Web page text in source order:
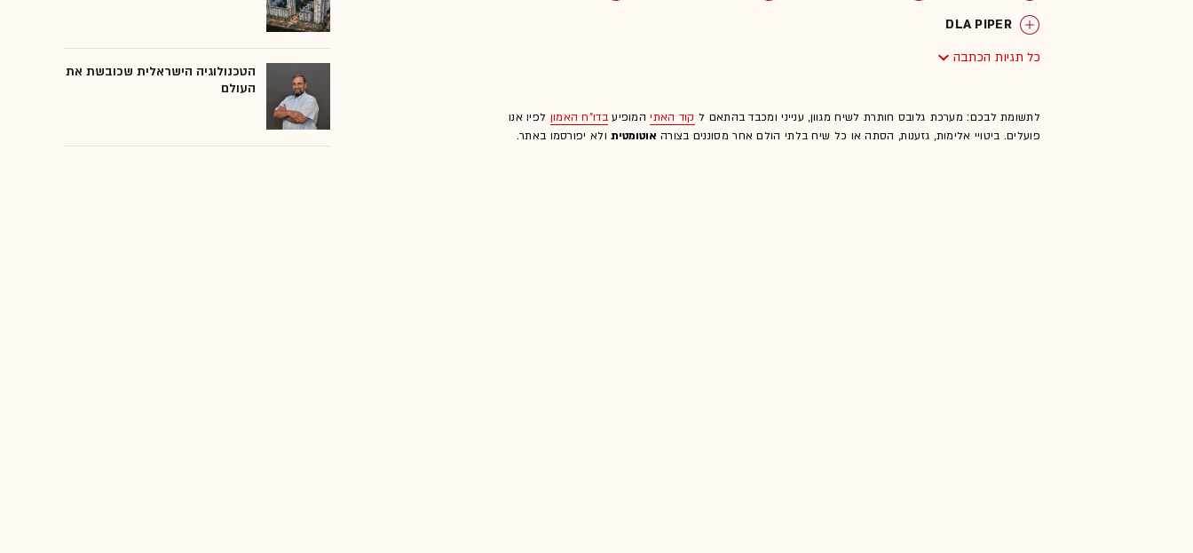
DLA PIPER
כל תגיות הכתבה
לתשומת לבכם: מערכת גלובס חותרת לשיח מגוון, ענייני ומכבד בהתאם ל קוד האתיהמופיעבדו"ח האמון לפיו אנו
פועלים. ביטויי אלימות, גזענות, הסתה או כל שיח בלתי הולם אחר מסוננים בצורה אוטומטיתולא יפורסמו באתר.
הטכנולוגיה הישראלית שכובשת את
העולם